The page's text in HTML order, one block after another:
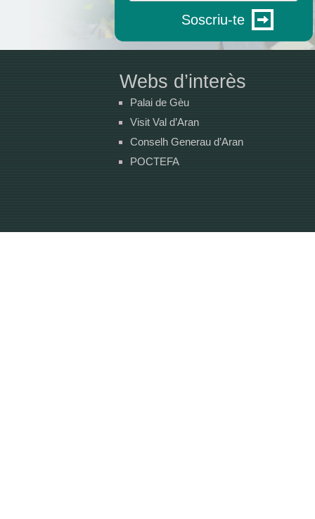
Soscriu-te
Webs d’interès
Palai de Gèu
Visit Val d’Aran
Conselh Generau d’Aran
POCTEFA